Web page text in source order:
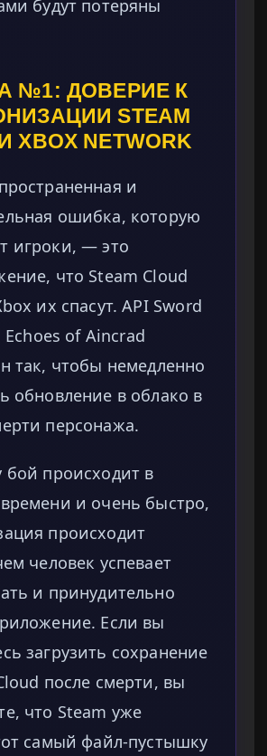
будут потеряны
№1: ДОВЕРИЕ К
STEAM
XBOX NETWORK
и
ошибка, которую
игроки, — это
что Steam Cloud
их спасут. API Sword
of Aincrad
так, чтобы немедленно
обновление в облако в
персонажа.
бой происходит в
и очень быстро,
происходит
человек успевает
и принудительно
Если вы
загрузить сохранение
после смерти, вы
что Steam уже
самый файл-пустышку